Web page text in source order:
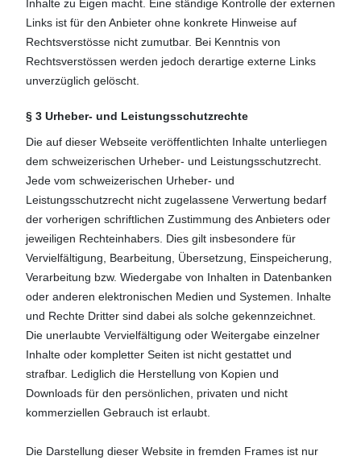
Inhalte zu Eigen macht. Eine ständige Kontrolle der externen
Links ist für den Anbieter ohne konkrete Hinweise auf
Rechtsverstösse nicht zumutbar. Bei Kenntnis von
Rechtsverstössen werden jedoch derartige externe Links
unverzüglich gelöscht.
§ 3 Urheber- und Leistungsschutzrechte
Die auf dieser Webseite veröffentlichten Inhalte unterliegen
dem schweizerischen Urheber- und Leistungsschutzrecht.
Jede vom schweizerischen Urheber- und
Leistungsschutzrecht nicht zugelassene Verwertung bedarf
der vorherigen schriftlichen Zustimmung des Anbieters oder
jeweiligen Rechteinhabers. Dies gilt insbesondere für
Vervielfältigung, Bearbeitung, Übersetzung, Einspeicherung,
Verarbeitung bzw. Wiedergabe von Inhalten in Datenbanken
oder anderen elektronischen Medien und Systemen. Inhalte
und Rechte Dritter sind dabei als solche gekennzeichnet.
Die unerlaubte Vervielfältigung oder Weitergabe einzelner
Inhalte oder kompletter Seiten ist nicht gestattet und
strafbar. Lediglich die Herstellung von Kopien und
Downloads für den persönlichen, privaten und nicht
kommerziellen Gebrauch ist erlaubt.
Die Darstellung dieser Website in fremden Frames ist nur